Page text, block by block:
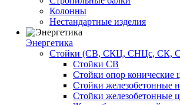
Колонны
Нестандартные изделия
Энергетика
Стойки (СВ, СКЦ, СНЦс, СК,
Стойки СВ
Стойки опор
Стойки железобетонные
Стойки железобетонные